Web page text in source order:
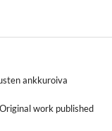
ankkuroiva
work published